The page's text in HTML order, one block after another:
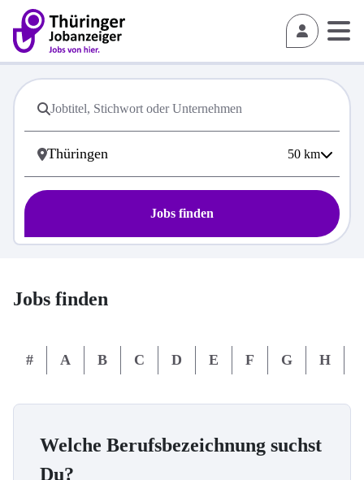
50 km
Jobs finden
Jobs finden
# A B C D E F G H
Welche Berufsbezeichnung suchst
Du?